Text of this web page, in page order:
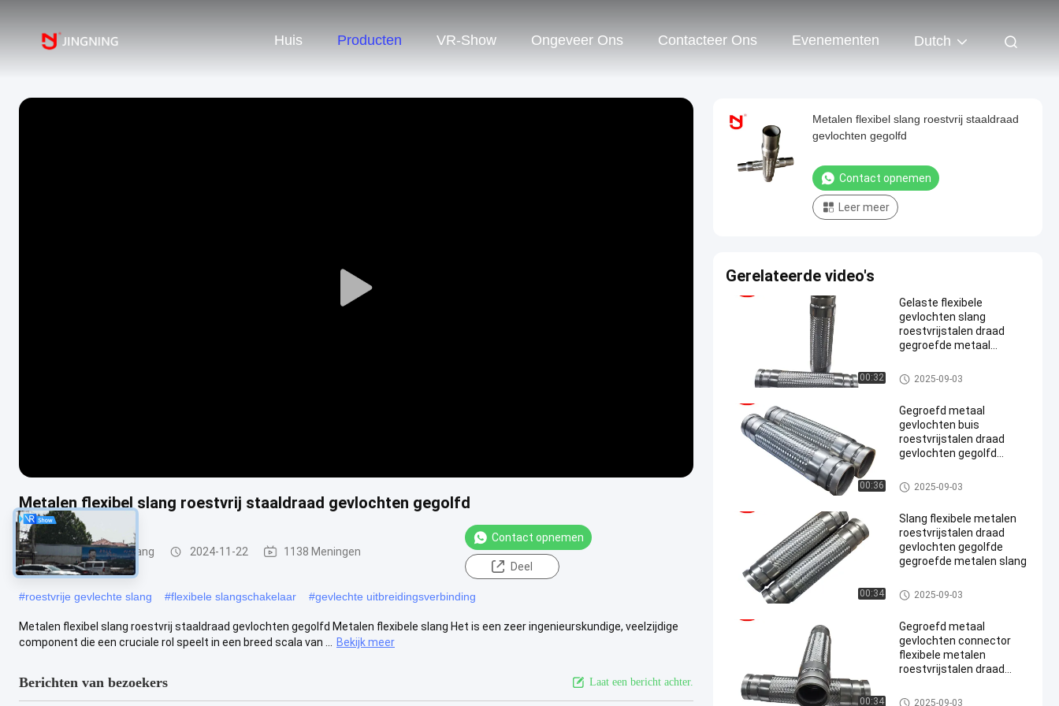
Huis Producten VR-Show Ongeveer Ons Contacteer Ons Evenementen Dutch
Play
Metalen flexibel slang roestvrij staaldraad gevlochten gegolfd
Metaal Gevlechte Slang 2024-11-22 1138 Meningen
Contact opnemen
Deel
#roestvrije gevlechte slang #flexibele slangschakelaar #gevlechte uitbreidingsverbinding
Metalen flexibel slang roestvrij staaldraad gevlochten gegolfd Metalen flexibele slang Het is een zeer ingenieurskundige, veelzijdige
component die een cruciale rol speelt in een breed scala van ...
Bekijk meer
Berichten van bezoekers Laat een bericht achter.
Metalen flexibel slang roestvrij staaldraad
gevlochten gegolfd
Contact opnemen
Leer meer
Gerelateerde video's
00:32
Gelaste flexibele
gevlochten slang
roestvrijstalen draad
gegroefde metaal
Metaal Gevlechte Slang
2025-09-03
00:36
Gegroefd metaal
gevlochten buis
roestvrijstalen draad
gevlochten gegolfd
Metaal Gevlechte Slang
2025-09-03
00:34
Slang flexibele metalen
roestvrijstalen draad
gevlochten gegolfde
gegroefde metalen slang
Metaal Gevlechte Slang
2025-09-03
00:34
Gegroefd metaal
gevlochten connector
flexibele metalen
roestvrijstalen draad
golf
Metaal Gevlechte Slang
2025-09-03